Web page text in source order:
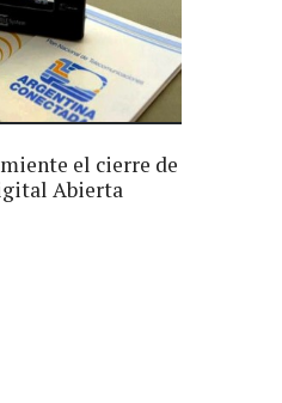
el cierre de
Abierta